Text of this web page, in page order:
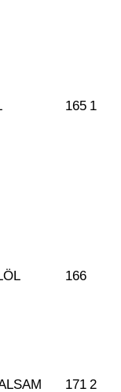
165 1
166
171 2